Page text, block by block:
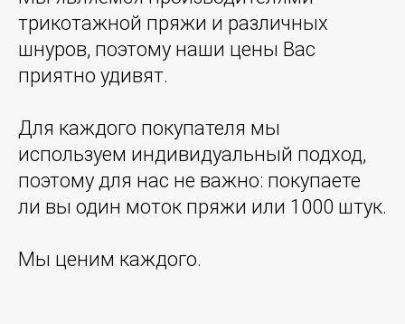
трикотажной пряжи и различных
шнуров, поэтому наши цены Вас
приятно удивят.
Для каждого покупателя мы
используем индивидуальный подход,
поэтому для нас не важно: покупаете
ли вы один моток пряжи или 1000 штук.
Мы ценим каждого.